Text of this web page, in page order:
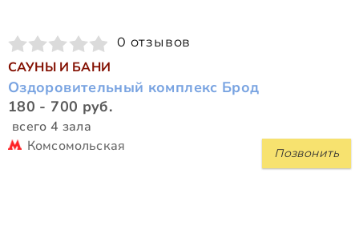
0 отзывов
САУНЫ И БАНИ
Оздоровительный комплекс Брод
180 - 700 руб.
всего 4 зала
Позвонить
Комсомольская